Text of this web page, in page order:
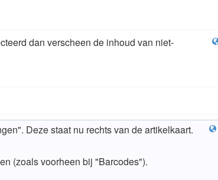
dan verscheen de inhoud van niet-
Deze staat nu rechts van de artikelkaart.
(zoals voorheen bij "Barcodes").